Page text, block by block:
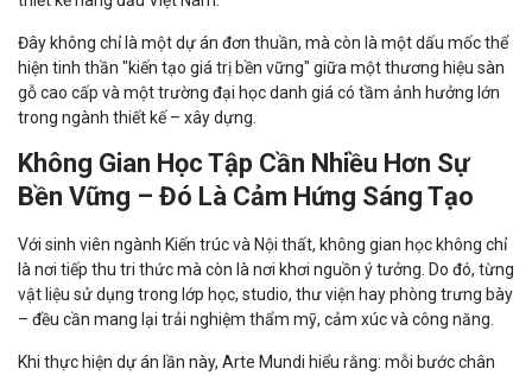
Đây không chỉ là một dự án đơn thuần, mà còn là một dấu mốc thể
hiện tinh thần "kiến tạo giá trị bền vững" giữa một thương hiệu sàn
gỗ cao cấp và một trường đại học danh giá có tầm ảnh hưởng lớn
trong ngành thiết kế – xây dựng.
Không Gian Học Tập Cần Nhiều Hơn Sự
Bền Vững – Đó Là Cảm Hứng Sáng Tạo
Với sinh viên ngành Kiến trúc và Nội thất, không gian học không chỉ
là nơi tiếp thu tri thức mà còn là nơi khơi nguồn ý tưởng. Do đó, từng
vật liệu sử dụng trong lớp học, studio, thư viện hay phòng trưng bày
– đều cần mang lại trải nghiệm thẩm mỹ, cảm xúc và công năng.
Khi thực hiện dự án lần này, Arte Mundi hiểu rằng: mỗi bước chân